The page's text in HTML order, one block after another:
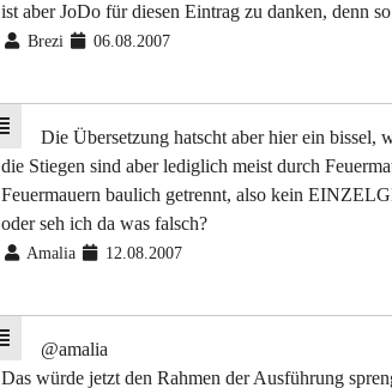
ist aber JoDo für diesen Eintrag zu danken, denn
Brezi 06.08.2007
Die Übersetzung hatscht aber hier ein bissel,
die Stiegen sind aber lediglich meist durch
Feuermauern baulich getrennt, also kein
oder seh ich da was falsch?
Amalia 12.08.2007
@amalia
Das würde jetzt den Rahmen der Ausführung